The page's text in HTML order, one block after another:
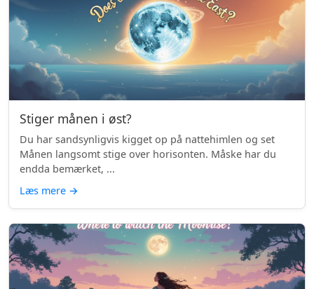
Stiger månen i øst?
Du har sandsynligvis kigget op på nattehimlen og set
Månen langsomt stige over horisonten. Måske har du
endda bemærket, ...
Læs mere →